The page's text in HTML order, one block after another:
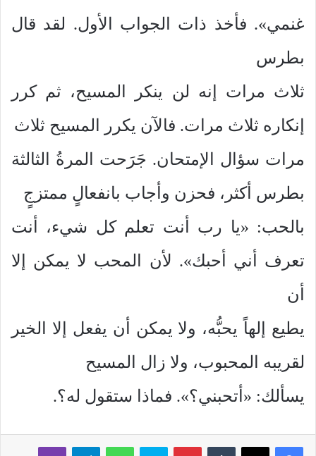
غنمي». فأخذ ذات الجواب الأول. لقد قال
بطرس
ثلاث مرات إنه لن ينكر المسيح، ثم كرر
إنكاره ثلاث مرات. فالآن يكرر المسيح ثلاث
مرات سؤال الإمتحان. جَرَحت المرةُ الثالثة
بطرس أكثر، فحزن وأجاب بانفعالٍ ممتزجٍ
بالحب: «يا رب أنت تعلم كل شيء، أنت
تعرف أني أحبك». لأن المحب لا يمكن إلا
أن
يطيع إلهاً يحبُّه، ولا يمكن أن يفعل إلا الخير
لقريبه المحبوب، ولا زال المسيح
يسألك: «أتحبني؟». فماذا ستقول له؟.
بينتيريستسكايب واتساب تيلقرام ڤايبر